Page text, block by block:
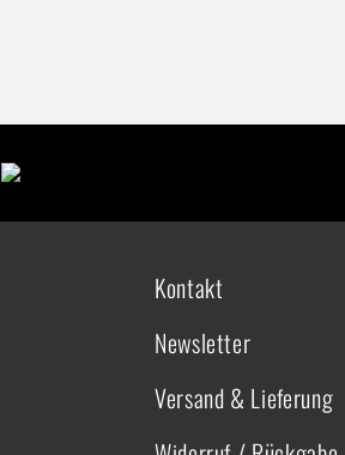
Kontakt
Newsletter
Versand & Lieferung